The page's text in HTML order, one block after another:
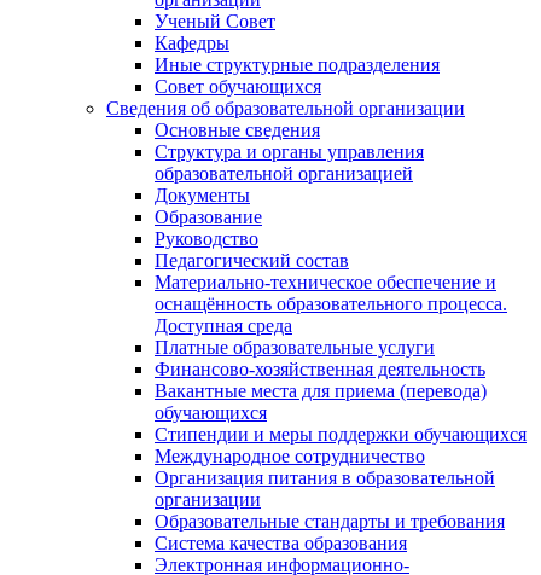
Ученый Совет
Кафедры
Иные структурные подразделения
Совет обучающихся
Сведения об образовательной организации
Основные сведения
Структура и органы управления
образовательной организацией
Документы
Образование
Руководство
Педагогический состав
Материально-техническое обеспечение и
оснащённость образовательного процесса.
Доступная среда
Платные образовательные услуги
Финансово-хозяйственная деятельность
Вакантные места для приема (перевода)
обучающихся
Стипендии и меры поддержки обучающихся
Международное сотрудничество
Организация питания в образовательной
организации
Образовательные стандарты и требования
Система качества образования
Электронная информационно-